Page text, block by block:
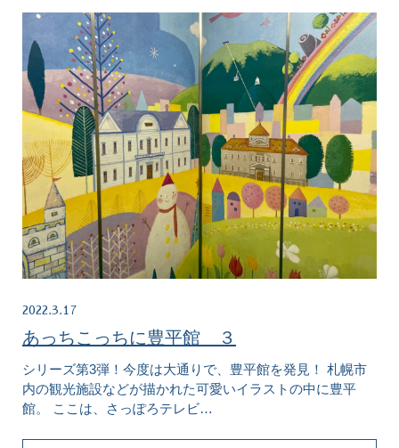
2022.3.17
あっちこっちに豊平館 ３
シリーズ第3弾！今度は大通りで、豊平館を発見！ 札幌市
内の観光施設などが描かれた可愛いイラストの中に豊平
館。 ここは、さっぽろテレビ…